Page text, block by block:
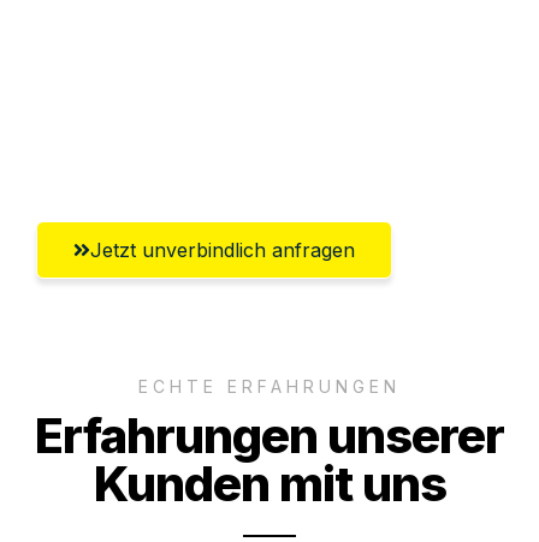
Jetzt unverbindlich anfragen
ECHTE ERFAHRUNGEN
Erfahrungen unserer
Kunden mit uns